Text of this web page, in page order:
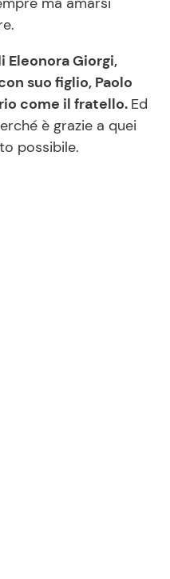
Giorgi,
suo figlio, Paolo
come il fratello. Ed
è grazie a quei
possibile.